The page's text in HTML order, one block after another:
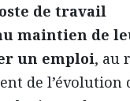
de travail
maintien de
un emploi, au
de l’évolution